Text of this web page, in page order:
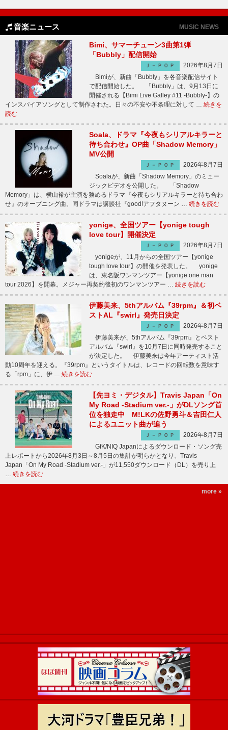
音楽ニュース MUSIC NEWS
Bimi、サマーチューン3曲第1弾
「Bubbly」配信開始
Ｊ－ＰＯＰ
2026年8月7日
Bimiが、新曲「Bubbly」を各音楽配信サイト
で配信開始した。 「Bubbly」は、9月13日に
開催される【Bimi Live Galley #11 -Bubbly-】の
インスパイアソングとして制作された。日々の不安や不条理に対して … 続きを
読む
Soala、ドラマ『今夜もシリアルキラーと
待ち合わせ』OP曲「Shadow Memory」
MV公開
Ｊ－ＰＯＰ
2026年8月7日
Soalaが、新曲「Shadow Memory」のミュー
ジックビデオを公開した。 「Shadow
Memory」は、横山裕が主演を務めるドラマ『今夜もシリアルキラーと待ち合わ
せ』のオープニング曲。同ドラマは講談社『good!アフタヌーン … 続きを読む
yonige、全国ツアー【yonige tough
love tour】開催決定
Ｊ－ＰＯＰ
2026年8月7日
yonigeが、11月からの全国ツアー【yonige
tough love tour】の開催を発表した。 yonige
は、東名阪ワンマンツアー【yonige one man
tour 2026】を開幕。メジャー再契約後初のワンマンツアー … 続きを読む
伊藤美来、5thアルバム『39rpm』＆初ベ
ストAL『swirl』発売日決定
Ｊ－ＰＯＰ
2026年8月7日
伊藤美来が、5thアルバム『39rpm』とベスト
アルバム『swirl』を10月7日に同時発売すること
が決定した。 伊藤美来は今年アーティスト活
動10周年を迎える。『39rpm』というタイトルは、レコードの回転数を意味す
る「rpm」に、伊 … 続きを読む
【先ヨミ・デジタル】Travis Japan「On
My Road -Stadium ver.-」がDLソング首
位を独走中 M!LKの佐野勇斗＆吉田仁人
によるユニット曲が追う
Ｊ－ＰＯＰ
2026年8月7日
GfK/NIQ Japanによるダウンロード・ソング売
上レポートから2026年8月3日～8月5日の集計が明らかとなり、Travis
Japan「On My Road -Stadium ver.-」が11,550ダウンロード（DL）を売り上
… 続きを読む
more »